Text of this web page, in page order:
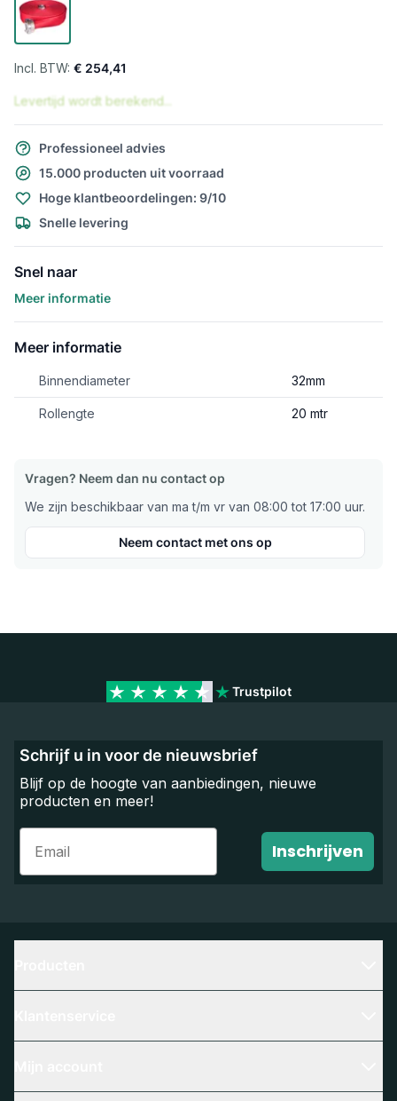
€ 254,41
Levertijd wordt berekend...
Professioneel advies
15.000 producten uit voorraad
Hoge klantbeoordelingen: 9/10
Snelle levering
Snel naar
Meer informatie
Meer informatie
Binnendiameter 32mm
Rollengte 20 mtr
Vragen? Neem dan nu contact op
We zijn beschikbaar van ma t/m vr van 08:00 tot 17:00 uur.
Neem contact met ons op
Trustpilot
Schrijf u in voor de nieuwsbrief
Blijf op de hoogte van aanbiedingen, nieuwe
producten en meer!
Email
Inschrijven